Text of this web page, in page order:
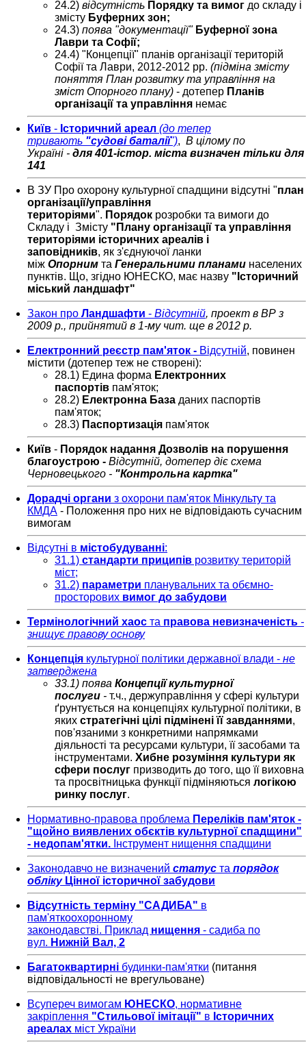
24.2) відсутність Порядку та вимог до складу і
змісту Буферних зон;
24.3) поява "документації" Буферної зона
Лаври та Софії;
24.4) "Концепції" планів організації територій
Софії та Лаври, 2012-2012 рр. (підміна змісту
поняття План розвитку та управління на
зміст Опорного плану) - дотепер Планів
організації та управління немає
Київ - Історичний ареал (до тепер
тривають "судові баталії"), В цілому по
Україні - для 401-істор. міста визначен тільки для
141
В ЗУ Про охорону культурної спадщини відсутні "план
організації/управління
територіями". Порядок розробки та вимоги до
Складу і Змісту "Плану організації та управління
територіями історичних ареалів і
заповідників, як з'єднуючої ланки
між Опорним та Генеральними планами населених
пунктів. Що, згідно ЮНЕСКО, має назву "Історичний
міський ландшафт"
Закон про Ландшафти - Відсутній, проект в ВР з
2009 р., прийнятий в 1-му чит. ще в 2012 р.
Електронний реєстр пам'яток - Відсутній, повинен
містити (дотепер теж не створені):
28.1) Едина форма Електронних
паспортів пам'яток;
28.2) Електронна База даних паспортів
пам'яток;
28.3) Паспортизація пам'яток
Київ - Порядок надання Дозволів на порушення
благоустрою - Відсутній, дотепер діє схема
Черновецького - "Контрольна картка"
Дорадчі органи з охорони пам'яток Мінкульту та
КМДА - Положення про них не відповідають сучасним
вимогам
Відсутні в містобудуванні:
31.1) стандарти приципів розвитку територій
міст;
31.2) параметри планувальних та обємно-
просторових вимог до забудови
Термінологічний хаос та правова невизначеність -
знищує правову основу
Концепція культурної політики державної влади - не
затверджена
33.1) поява Концепції культурної
послуги - т.ч., держуправління у сфері культури
ґрунтується на концепціях культурної політики, в
яких стратегічні цілі підмінені її завданнями,
пов'язаними з конкретними напрямками
діяльності та ресурсами культури, її засобами та
інструментами. Хибне розуміння культури як
сфери послуг призводить до того, що її виховна
та просвітницька функції підміняються логікою
ринку послуг.
Нормативно-правова проблема Переліків пам'яток -
"щойно виявлених обєктів культурної спадщини"
- недопам'ятки. Інструмент нищення спадщини
Законодавчо не визначений статус та порядок
облікуЦінної історичної забудови
Відсутність терміну "САДИБА" в
пам'яткоохоронному
законодавстві. Приклад нищення - садиба по
вул. Нижній Вал, 2
Багатоквартирні будинки-пам'ятки (питання
відповідальності не врегульоване)
Всупереч вимогам ЮНЕСКО, нормативне
закріплення "Стильової імітації" в Історичних
ареалах міст України